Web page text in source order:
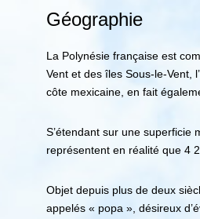
Géographie
La Polynésie française est
Vent et des îles Sous-le-Vent,
côte mexicaine, en fait
S’étendant sur une superficie
représentent en réalité que 4
Objet depuis plus de deux
appelés « popa », désireux